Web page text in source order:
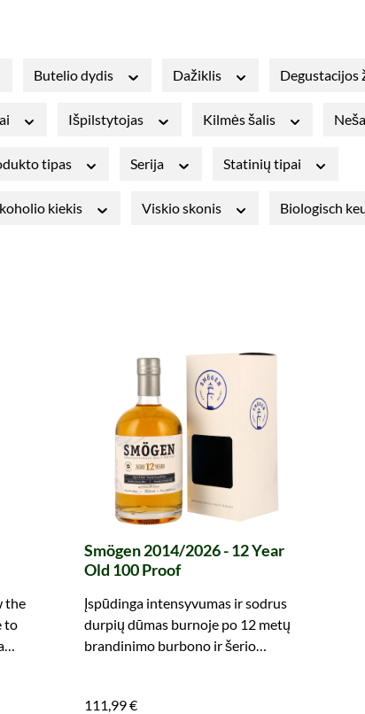
Butelio dydis Dažiklis Degustacijos
Išpilstytojas Kilmės šalis
tipas Serija Statinių tipai
kiekis Viskio skonis Biologisch
the
to
Smögen 2014/2026 - 12 Year
Old 100 Proof
Įspūdinga intensyvumas ir sodrus
durpių dūmas burnoje po 12 metų
brandinimo burbono ir šerio
111,99 €